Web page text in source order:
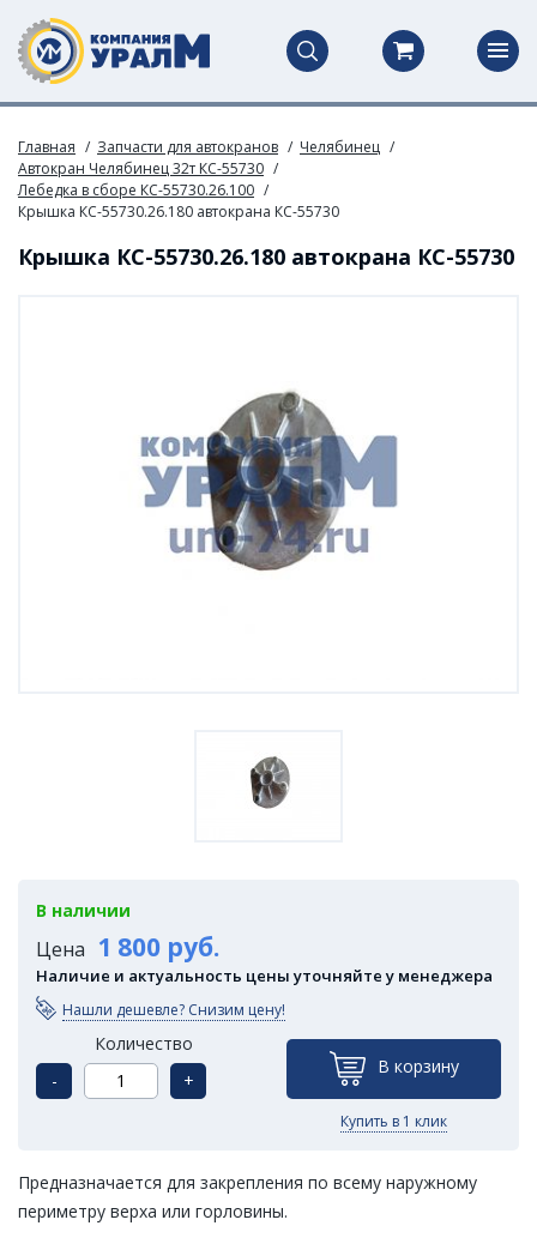
Главная Запчасти для автокранов
Челябинец
Автокран Челябинец 32т КС-55730
Лебедка в сборе КС-55730.26.100
Крышка КС-55730.26.180 автокрана КС-55730
Крышка КС-55730.26.180 автокрана КС-55730
В наличии
Цена 1 800 руб.
Наличие и актуальность цены уточняйте у менеджера
Нашли дешевле? Снизим цену!
Количество
-
+
В корзину
Купить в 1 клик
Предназначается для закрепления по всему наружному
периметру верха или горловины.